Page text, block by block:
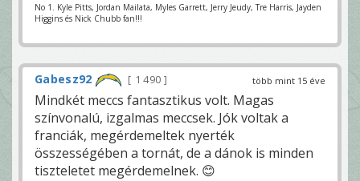
No 1. Kyle Pitts, Jordan Mailata, Myles Garrett, Jerry Jeudy, Tre Harris, Jayden
Higgins és Nick Chubb fan!!!
több mint 15 éve
Gabesz92 1 490
Mindkét meccs fantasztikus volt. Magas
színvonalú, izgalmas meccsek. Jók voltak a
franciák, megérdemeltek nyerték
összességében a tornát, de a dánok is minden
tiszteletet megérdemelnek. 😊